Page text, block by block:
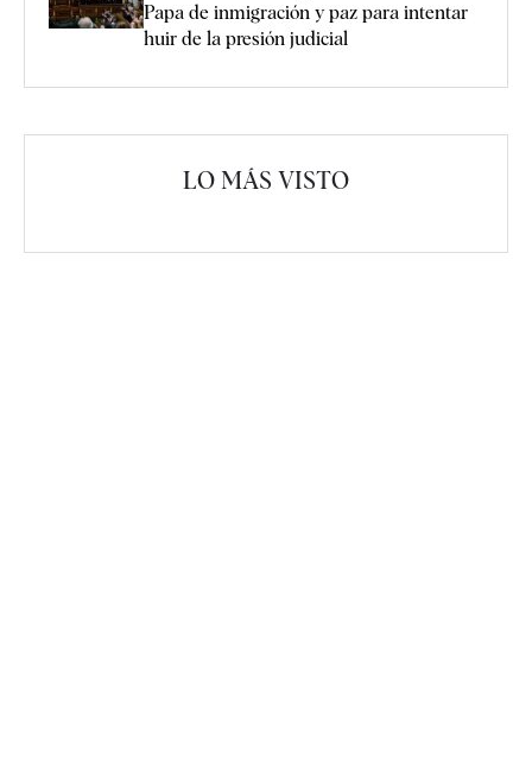
Papa de inmigración y paz para intentar
huir de la presión judicial
LO MÁS VISTO